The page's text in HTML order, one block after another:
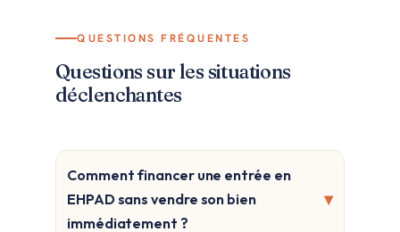
QUESTIONS FRÉQUENTES
Questions sur les situations
déclenchantes
Comment financer une entrée en
EHPAD sans vendre son bien
immédiatement ?
▾